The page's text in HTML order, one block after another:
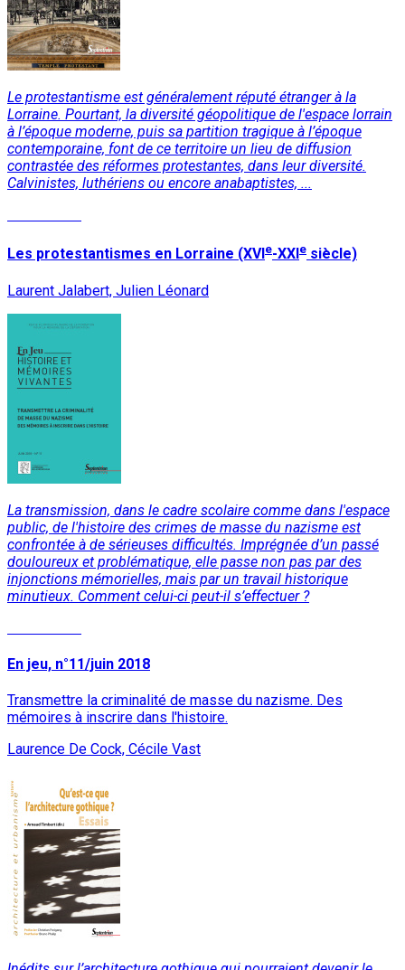
Le protestantisme est généralement réputé étranger à la
Lorraine. Pourtant, la diversité géopolitique de l'espace lorrain
à l’époque moderne, puis sa partition tragique à l’époque
contemporaine, font de ce territoire un lieu de diffusion
contrastée des réformes protestantes, dans leur diversité.
Calvinistes, luthériens ou encore anabaptistes, ...
Les protestantismes en Lorraine (XVI e-XXI e siècle)
Laurent Jalabert, Julien Léonard
La transmission, dans le cadre scolaire comme dans l'espace
public, de l'histoire des crimes de masse du nazisme est
confrontée à de sérieuses difficultés. Imprégnée d’un passé
douloureux et problématique, elle passe non pas par des
injonctions mémorielles, mais par un travail historique
minutieux. Comment celui-ci peut-il s’effectuer ?
En jeu, n°11/juin 2018
Transmettre la criminalité de masse du nazisme. Des
mémoires à inscrire dans l'histoire.
Laurence De Cock, Cécile Vast